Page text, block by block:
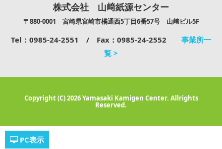
株式会社 山﨑紙源センター
〒880-0001 宮崎県宮崎市橘通西5丁目6番57号 山﨑ビル5F
Tel：0985-24-2551 / Fax：0985-24-2552 事業所一
覧 >
Copyright (C) 2026 Yamasaki Kamigen Center. Allrights
Reserved.
PC表示